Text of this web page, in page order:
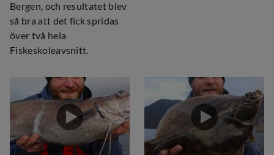
Bergen, och resultatet blev
så bra att det fick spridas
över två hela
Fiskeskoleavsnitt.